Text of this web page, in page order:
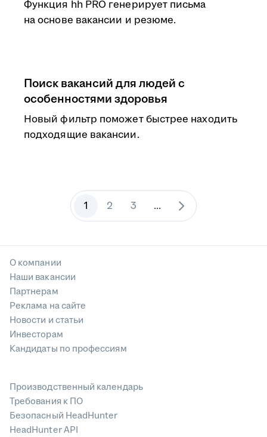
Функция hh PRO генерирует письма
на основе вакансии и резюме.
Поиск вакансий для людей с
особенностями здоровья
Новый фильтр поможет быстрее находить
подходящие вакансии.
1 2 3 ...
О компании
Наши вакансии
Партнерам
Реклама на сайте
Новости и статьи
Инвесторам
Кандидаты по профессиям
Производственный календарь
Требования к ПО
Безопасный HeadHunter
HeadHunter API